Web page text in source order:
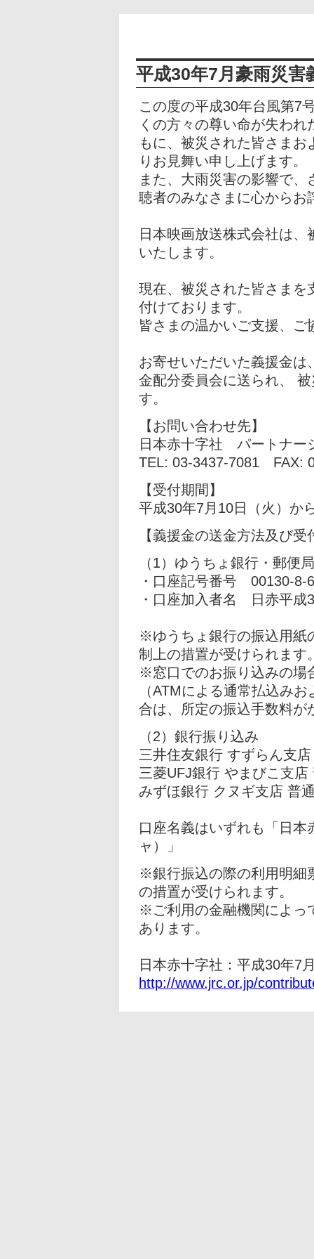
平成30年7月豪雨災
この度の平成30年台風第7
くの方々の尊い命が失わ
もに、被災された皆さま
りお見舞い申し上げます。
また、大雨災害の影響で
聴者のみなさまに心からお
日本映画放送株式会社は
いたします。
現在、被災された皆さまを
付けております。
皆さまの温かいご支援、
お寄せいただいた義援金
金配分委員会に送られ、
す。
【お問い合わせ先】
日本赤十字社 パートナー
TEL: 03-3437-7081 FAX:
【受付期間】
平成30年7月10日（火）か
【義援金の送金方法及び
（1）ゆうちょ銀行・郵便局
・口座記号番号 00130-8-
・口座加入者名 日赤平成
※ゆうちょ銀行の振込用紙
制上の措置が受けられます
※窓口でのお振り込みの場
（ATMによる通常払込み
合は、所定の振込手数料が
（2）銀行振り込み
三井住友銀行 すずらん支
三菱UFJ銀行 やまびこ支
みずほ銀行 クヌギ支店 普
口座名義はいずれも「日
ャ）」
※銀行振込の際の利用明細
の措置が受けられます。
※ご利用の金融機関によっ
あります。
日本赤十字社：平成30年7
http://www.jrc.or.jp/